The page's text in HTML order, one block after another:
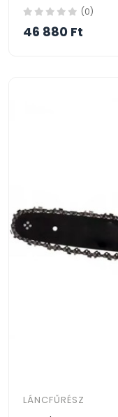
(0)
46 880 Ft
LÁNCFŰRÉSZ